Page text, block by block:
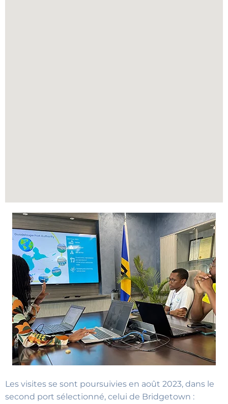
Les visites se sont poursuivies en août 2023, dans le
second port sélectionné, celui de Bridgetown :